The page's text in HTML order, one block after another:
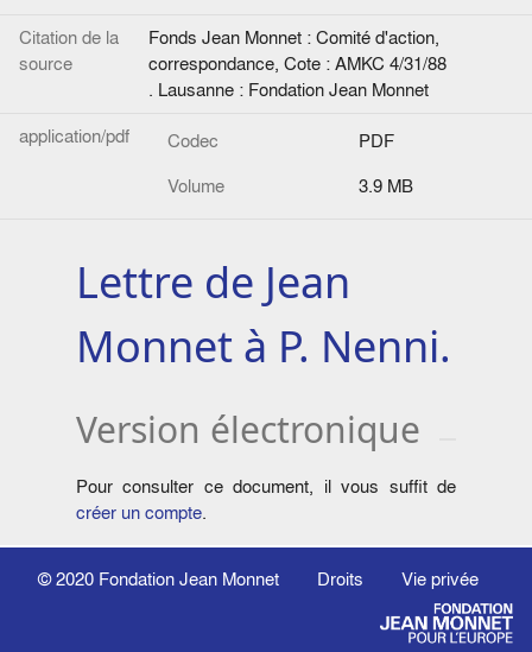
Citation de la
source
Fonds Jean Monnet : Comité d'action,
correspondance, Cote : AMKC 4/31/88
. Lausanne : Fondation Jean Monnet
application/pdf
Codec
PDF
Volume
3.9 MB
Lettre de Jean
Monnet à P. Nenni.
Version électronique
Pour consulter ce document, il vous suffit de
créer un compte.
© 2020 Fondation Jean Monnet Droits Vie privée